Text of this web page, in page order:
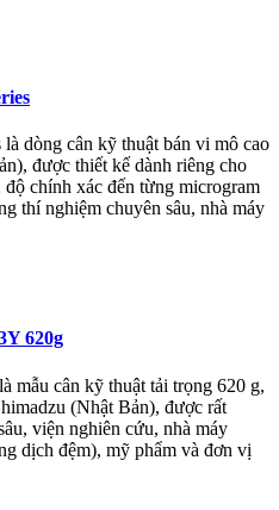
dòng cân kỹ thuật bán vi mô cao
được thiết kế dành riêng cho
chính xác đến từng microgram
thí nghiệm chuyên sâu, nhà máy
620g
mẫu cân kỹ thuật tải trọng 620 g,
(Nhật Bản), được rất
viện nghiên cứu, nhà máy
dịch đệm), mỹ phẩm và đơn vị